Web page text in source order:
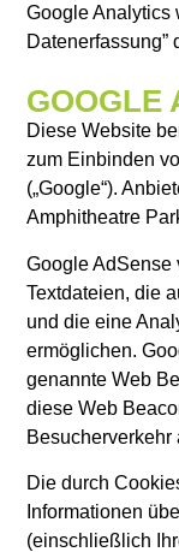
Google Analytics
Datenerfassung”
GOOGLE
Diese Website
zum Einbinden
(„Google“).
Amphitheatre
Google AdSense
Textdateien, die
und die eine
ermöglichen.
genannte Web
diese Web
Die durch
Informationen
(einschließlich